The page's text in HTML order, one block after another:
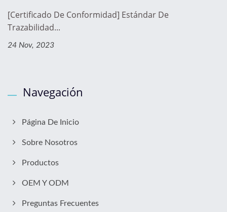
[Certificado De Conformidad] Estándar De
Trazabilidad...
24 Nov, 2023
Navegación
Página De Inicio
Sobre Nosotros
Productos
OEM Y ODM
Preguntas Frecuentes